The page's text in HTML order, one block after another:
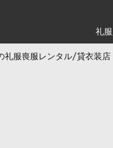
礼
礼服喪服レンタル/貸衣装店